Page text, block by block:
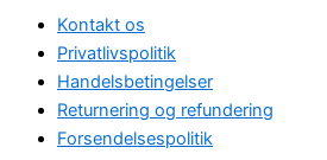
Kontakt os
Privatlivspolitik
Handelsbetingelser
Returnering og refundering
Forsendelsespolitik